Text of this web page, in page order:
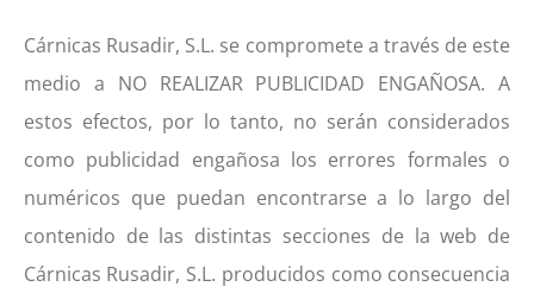
Cárnicas Rusadir, S.L. se compromete a través de este
medio a NO REALIZAR PUBLICIDAD ENGAÑOSA. A
estos efectos, por lo tanto, no serán considerados
como publicidad engañosa los errores formales o
numéricos que puedan encontrarse a lo largo del
contenido de las distintas secciones de la web de
Cárnicas Rusadir, S.L. producidos como consecuencia